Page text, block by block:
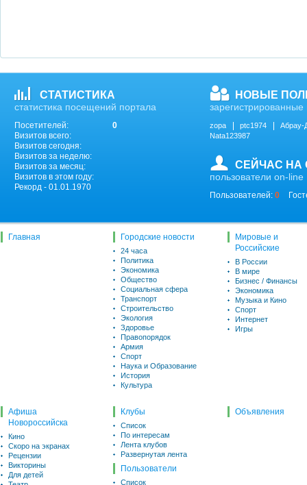
СТАТИСТИКА
статистика посещений портала
Посетителей:
0
Визитов всего:
Визитов сегодня:
Визитов за неделю:
Визитов за месяц:
Визитов в этом году:
Рекорд - 01.01.1970
НОВЫЕ
зарегистрированные
zopa ptc1974
Абрау-
Nata123987
СЕЙЧАС НА
пользователи on-line
Пользователей: 0
Главная Городские новости
24 часа
Политика
Экономика
Общество
Социальная сфера
Транспорт
Строительство
Экология
Здоровье
Правопорядок
Армия
Спорт
Наука и Образование
История
Культура
Мировые и
Российские
В России
В мире
Бизнес / Финансы
Экономика
Музыка и Кино
Спорт
Интернет
Игры
Афиша
Новороссийска
Кино
Скоро на экранах
Рецензии
Викторины
Для детей
Клубы
Список
По интересам
Лента клубов
Развернутая лента
Пользователи
Список
Объявления